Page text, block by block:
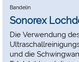
Bandelin
Sonorex
Die Verwendung
und die